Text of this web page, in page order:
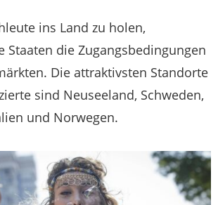
ins Land zu holen,
Staaten die Zugangsbedingungen
Die attraktivsten Standorte
sind Neuseeland, Schweden,
und Norwegen.